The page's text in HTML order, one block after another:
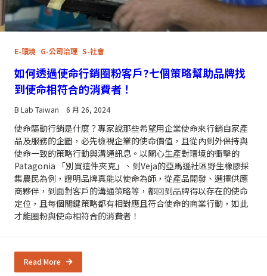
E-環境 G-公司治理 S-社會
如何透過使命行銷圈粉客戶?七個策略幫助品牌找
到使命相符合的消費者！
B Lab Taiwan 6 月 26, 2024
使命驅動行銷是什麼？專家說那些希望用企業使命來行銷自家產
品及服務的企圖，必先檢視企業的使命價值，且從內到外保持與
使命一致的策略行動與溝通訊息。以關心生產對環境的衝擊的
Patagonia 「別買這件夾克」、到Veja的亞馬遜社區野生橡膠採
集農民為例，證明品牌真能以使命為師，從產品開發、選擇供應
商夥伴，到面對客戶的溝通策略等，都回到品牌得以存在的使命
定位，且每個關鍵策略都有相對應且符合使命的商業行動，如此
才能圈粉與使命相符合的消費者！
Read More